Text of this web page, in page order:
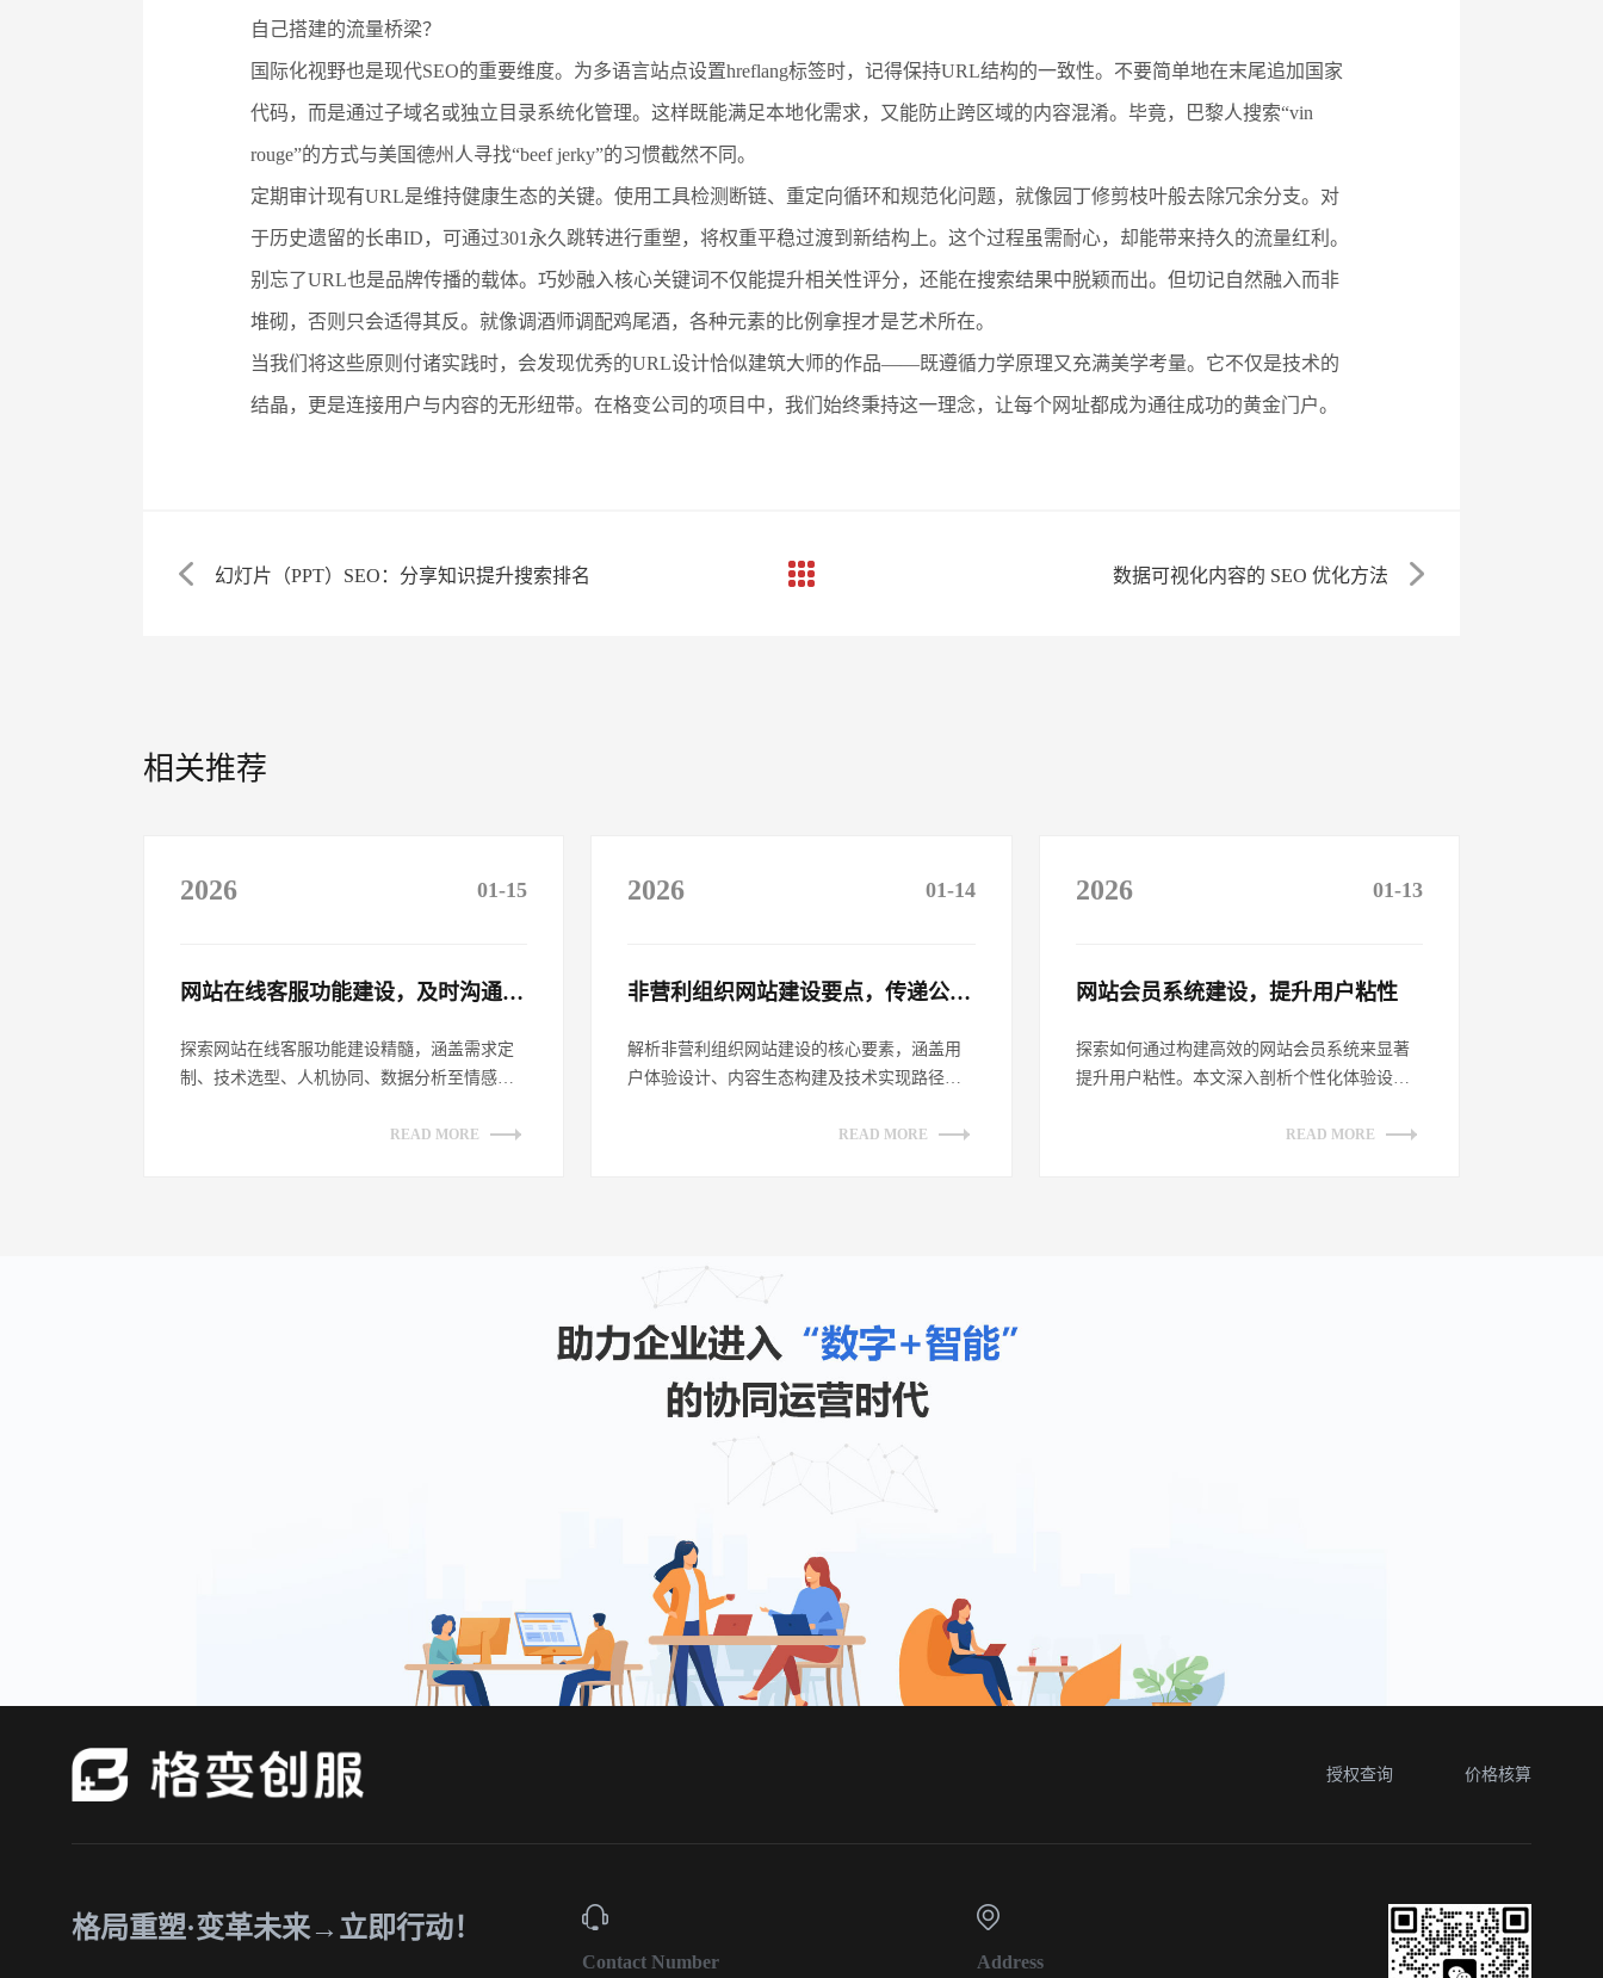
自己搭建的流量桥梁？
国际化视野也是现代SEO的重要维度。为多语言站点设置hreflang标签时，记得保持URL结构的一致性。不要简单地在末尾追加国家
代码，而是通过子域名或独立目录系统化管理。这样既能满足本地化需求，又能防止跨区域的内容混淆。毕竟，巴黎人搜索“vin
rouge”的方式与美国德州人寻找“beef jerky”的习惯截然不同。
定期审计现有URL是维持健康生态的关键。使用工具检测断链、重定向循环和规范化问题，就像园丁修剪枝叶般去除冗余分支。对
于历史遗留的长串ID，可通过301永久跳转进行重塑，将权重平稳过渡到新结构上。这个过程虽需耐心，却能带来持久的流量红利。
别忘了URL也是品牌传播的载体。巧妙融入核心关键词不仅能提升相关性评分，还能在搜索结果中脱颖而出。但切记自然融入而非
堆砌，否则只会适得其反。就像调酒师调配鸡尾酒，各种元素的比例拿捏才是艺术所在。
当我们将这些原则付诸实践时，会发现优秀的URL设计恰似建筑大师的作品——既遵循力学原理又充满美学考量。它不仅是技术的
结晶，更是连接用户与内容的无形纽带。在格变公司的项目中，我们始终秉持这一理念，让每个网址都成为通往成功的黄金门户。
幻灯片（PPT）SEO：分享知识提升搜索排名​ 数据可视化内容的 SEO 优化方法​
相关推荐
2026 01-15
网站在线客服功能建设，及时沟通客户​
探索网站在线客服功能建设精髓，涵盖需求定
制、技术选型、人机协同、数据分析至情感链
READ MORE
2026 01-14
非营利组织网站建设要点，传递公益理念​
解析非营利组织网站建设的核心要素，涵盖用
户体验设计、内容生态构建及技术实现路径。
READ MORE
2026 01-13
网站会员系统建设，提升用户粘性​
探索如何通过构建高效的网站会员系统来显著
提升用户粘性。本文深入剖析个性化体验设
READ MORE
授权查询 价格核算
格局重塑·变革未来→立即行动！
Contact Number Address